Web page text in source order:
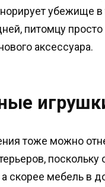
убежище в
питомцу
аксессуара.
тоже можно
скорее мебель в